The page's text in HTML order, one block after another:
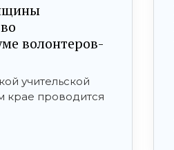
волонтеров-
учительской
крае проводится